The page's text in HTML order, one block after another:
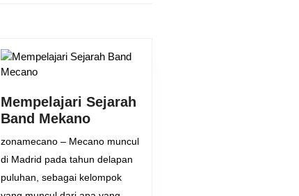
Mempelajari Sejarah
Band MekanoMempelajari
Sejarah
Mekano
zonamecano – Mecano muncul
di Madrid pada tahun delapan
puluhan, sebagai kelompok